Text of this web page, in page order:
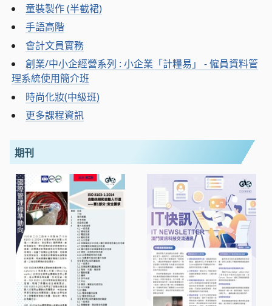
童裝製作 (半截裙)
手語高階
會計文員實務
創業/中小企經營系列 : 小企業「計糧易」 - 僱員資料管
理系統使用簡介班
時尚化妝(中級班)
更多課程資訊
期刊